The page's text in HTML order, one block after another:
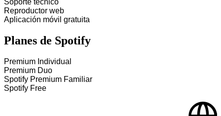
Soporte técnico
Reproductor web
Aplicación móvil gratuita
Planes de Spotify
Premium Individual
Premium Duo
Spotify Premium Familiar
Spotify Free